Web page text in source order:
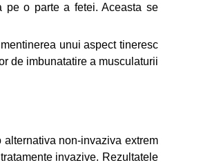
pe o parte a fetei. Aceasta se
unui aspect tineresc
de imbunatatire a musculaturii
non-invaziva extrem
invazive. Rezultatele